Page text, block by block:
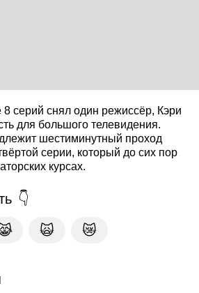
8 серий снял один режиссёр, Кэри
для большого телевидения.
шестиминутный проход
серии, который до сих пор
курсах.
🙀 😿